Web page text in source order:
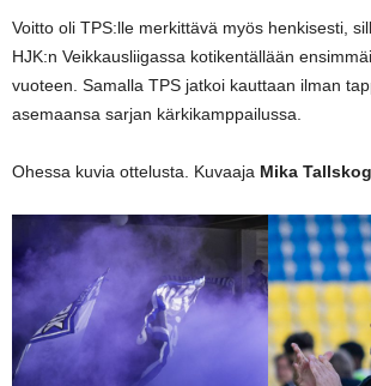
Voitto oli TPS:lle merkittävä myös henkisesti,
HJK:n Veikkausliigassa kotikentällään
vuoteen. Samalla TPS jatkoi kauttaan ilman
asemaansa sarjan kärkikamppailussa.
Ohessa kuvia ottelusta. Kuvaaja Mika Tallskog